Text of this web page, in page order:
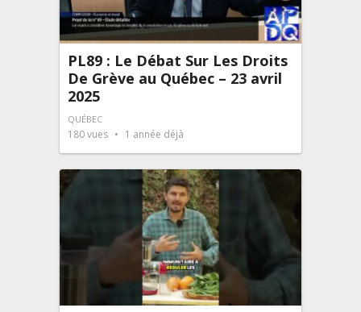
PL89 : Le Débat Sur Les Droits
De Grève au Québec – 23 avril
2025
QUÉBEC
180vues 1 année déjà